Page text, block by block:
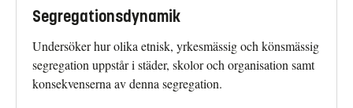
Segregationsdynamik
Undersöker hur olika etnisk, yrkesmässig och könsmässig
segregation uppstår i städer, skolor och organisation samt
konsekvenserna av denna segregation.